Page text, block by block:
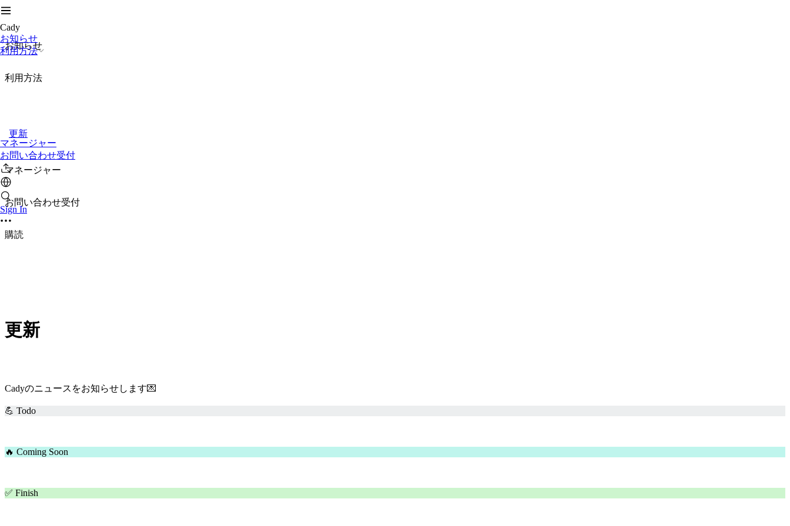
Cady
お知らせ
利用方法
マネージャー
お問い合わせ受付
Sign In
お知らせ
利用方法
更新
マネージャー
お問い合わせ受付
購読
更新
Cadyのニュースをお知らせします💌
💪 Todo
🔥 Coming Soon
✅ Finish